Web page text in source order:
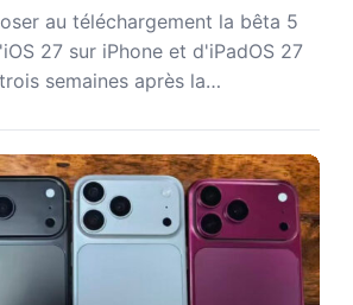
au téléchargement la bêta 5
27 sur iPhone et d'iPadOS 27
semaines après la…